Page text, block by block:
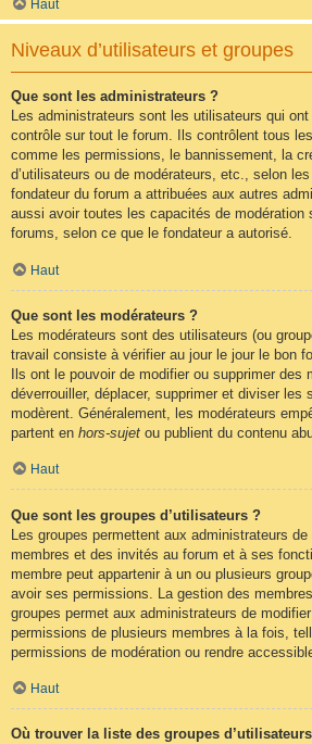
Haut
Niveaux d’utilisateurs et groupes
Que sont les administrateurs ?
Les administrateurs sont les utilisateurs qui
contrôle sur tout le forum. Ils contrôlent tous
comme les permissions, le bannissement, la
d’utilisateurs ou de modérateurs, etc., selon
fondateur du forum a attribuées aux autres
aussi avoir toutes les capacités de modération
forums, selon ce que le fondateur a autorisé.
Haut
Que sont les modérateurs ?
Les modérateurs sont des utilisateurs (ou
travail consiste à vérifier au jour le jour le bon
Ils ont le pouvoir de modifier ou supprimer des
déverrouiller, déplacer, supprimer et diviser les
modèrent. Généralement, les modérateurs
partent en hors-sujet ou publient du contenu
Haut
Que sont les groupes d’utilisateurs ?
Les groupes permettent aux administrateurs de
membres et des invités au forum et à ses
membre peut appartenir à un ou plusieurs
avoir ses permissions. La gestion des
groupes permet aux administrateurs de
permissions de plusieurs membres à la fois,
permissions de modération ou rendre
Haut
Où trouver la liste des groupes